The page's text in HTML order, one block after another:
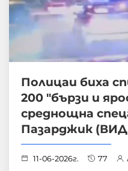
Полицаи биха
200 "бързи и
среднощна
Пазарджик
11-06-2026г. 77